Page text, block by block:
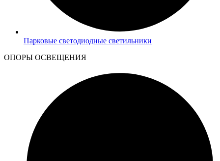
Парковые светодиодные светильники
ОПОРЫ ОСВЕЩЕНИЯ